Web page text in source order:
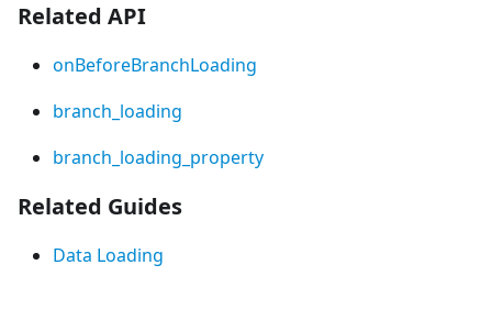
Related API
onBeforeBranchLoading
branch_loading
branch_loading_property
Related Guides
Data Loading